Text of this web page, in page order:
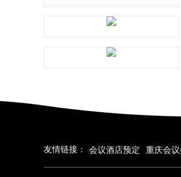
友情链接： 会议酒店预定 重庆会